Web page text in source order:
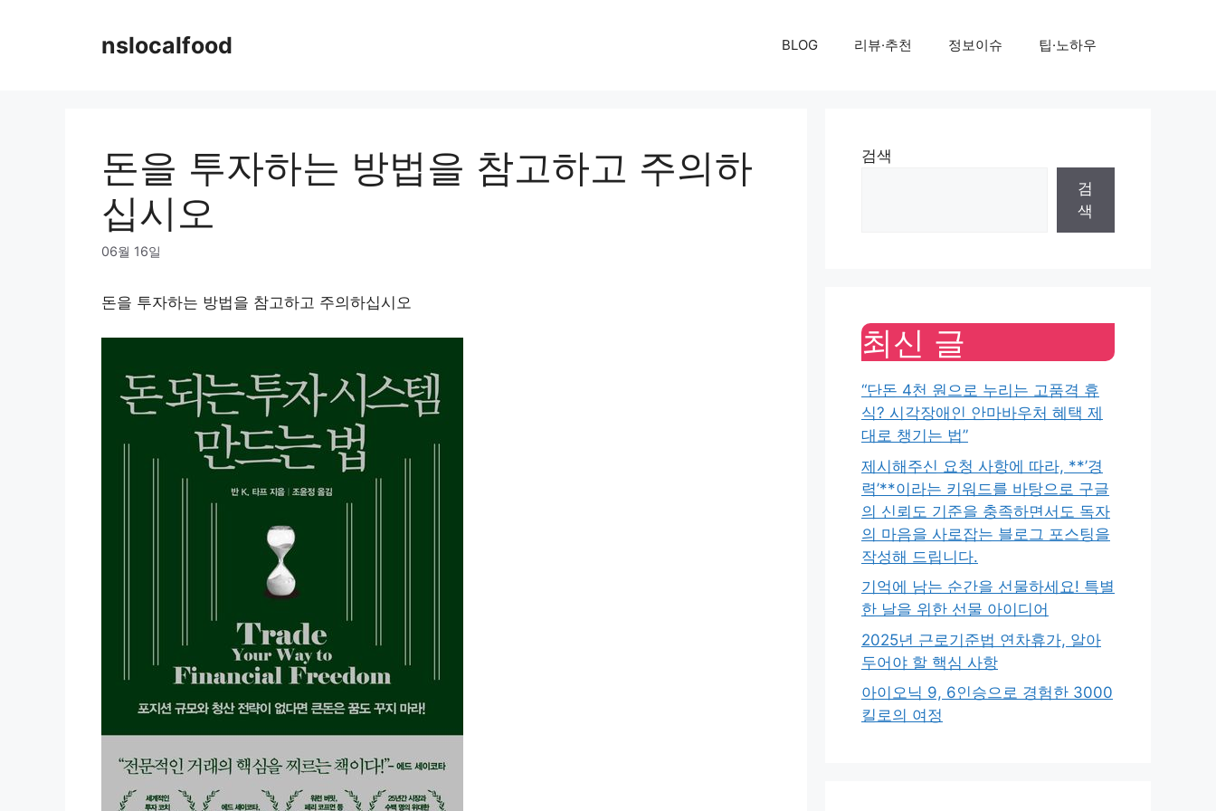
nslocalfood BLOG 리뷰·추천 정보이슈 팁·노하우
돈을 투자하는 방법을 참고하고 주의하
십시오
06월 16일
돈을 투자하는 방법을 참고하고 주의하십시오
검색
검
색
최신 글
“단돈 4천 원으로 누리는 고품격 휴
식? 시각장애인 안마바우처 혜택 제
대로 챙기는 법”
제시해주신 요청 사항에 따라, **’경
력’**이라는 키워드를 바탕으로 구글
의 신뢰도 기준을 충족하면서도 독자
의 마음을 사로잡는 블로그 포스팅을
작성해 드립니다.
기억에 남는 순간을 선물하세요! 특별
한 날을 위한 선물 아이디어
2025년 근로기준법 연차휴가, 알아
두어야 할 핵심 사항
아이오닉 9, 6인승으로 경험한 3000
킬로의 여정